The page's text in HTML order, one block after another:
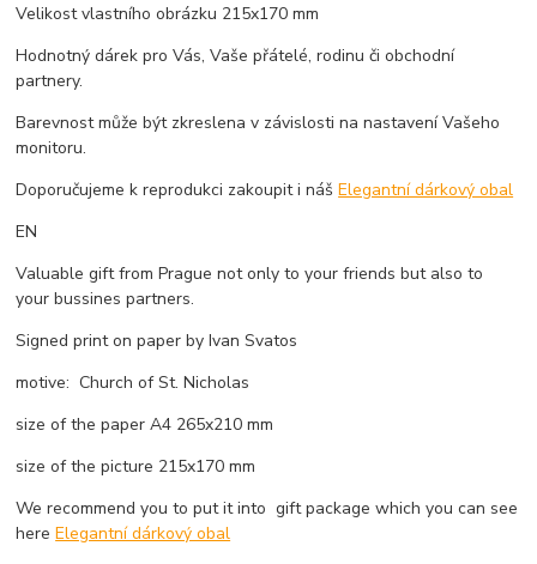
Velikost vlastního obrázku 215x170 mm
Hodnotný dárek pro Vás, Vaše přátelé, rodinu či obchodní
partnery.
Barevnost může být zkreslena v závislosti na nastavení Vašeho
monitoru.
Doporučujeme k reprodukci zakoupit i nášElegantní dárkový obal
EN
Valuable gift from Prague not only to your friends but also to
your bussines partners.
Signed print on paper by Ivan Svatos
motive:Church of St. Nicholas
size of the paper A4 265x210 mm
size of the picture 215x170 mm
We recommend you to put it into gift package which you can see
hereElegantní dárkový obal